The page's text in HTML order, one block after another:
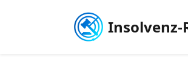
Insolvenz-